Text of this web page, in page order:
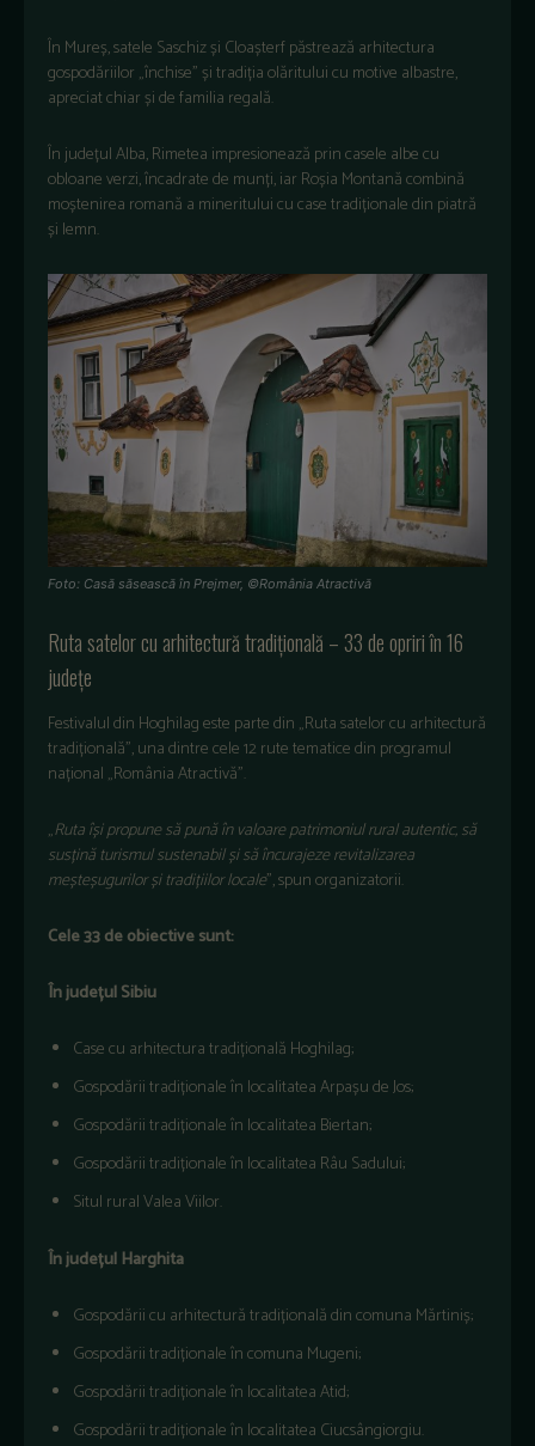
În Mureș,satele Saschizși Cloașterfpăstrează arhitectura
gospodăriilor „închise”șitradițiaolărituluicu motive albastre,
apreciatchiarșidefamilia regală.
ÎnjudețulAlba,Rimetea impresionează princasele albecu
obloaneverzi,încadratede munți,iar Roșia Montanăcombină
moștenirea romană a minerituluicu casetradiționaledin piatră
și lemn.
Foto: Casă săsească în Prejmer, ©România Atractivă
Rutasatelorcu arhitecturătradițională – 33 deopririîn16
județe
Festivaluldin Hoghilageste partedin „Rutasatelorcu arhitectură
tradițională”,unadintrecele12 rutetematicedin programul
național „RomâniaAtractivă”.
„Rutaîșipropunesăpunăîn valoarepatrimoniulruralautentic,să
susțină turismulsustenabilșisăîncurajezerevitalizarea
meșteșugurilorși tradițiilorlocale”, spunorganizatorii.
Cele 33 deobiectivesunt:
ÎnjudețulSibiu
Case cu arhitecturatradițională Hoghilag;
Gospodăriitradiționaleîn localitateaArpașude Jos;
Gospodăriitradiționaleîn localitatea Biertan;
Gospodăriitradiționaleîn localitatea Râu Sadului;
Situl ruralValeaViilor.
Înjudețul Harghita
Gospodăriicu arhitecturătradiționalădincomuna Mărtiniș;
Gospodăriitradiționaleîncomuna Mugeni;
Gospodăriitradiționaleîn localitateaAtid;
Gospodăriitradiționaleîn localitatea Ciucsângiorgiu.